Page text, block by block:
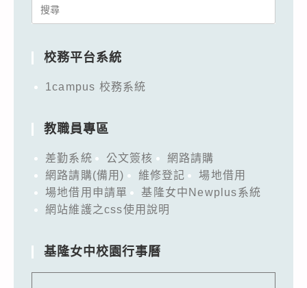
Search
校務平台系統
1campus 校務系統
教職員專區
差勤系統 公文簽核
網路請購
網路請購(備用)
維修登記
場地借用
場地借用申請單
基隆女中Newplus系統
網站維護之css使用說明
基隆女中校園行事曆